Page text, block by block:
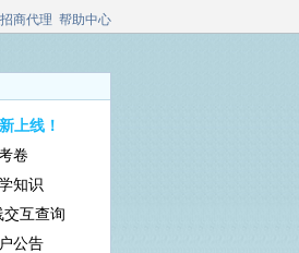
招商代理 帮助中心
上线！
卷
知识
互查询
公告